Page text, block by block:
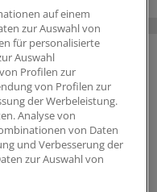
ist ein
Fahrdienste
auf einem
zur Auswahl von
für personalisierte
Auswahl
Profilen zur
von Profilen zur
der Werbeleistung.
Analyse von
von Daten
und Verbesserung der
zur Auswahl von